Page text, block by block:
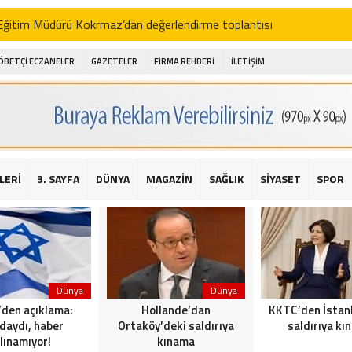
Müdürü Kokrmaz’dan değerlendirme toplantısı
Alibeyoğlu, Aile Destek Merkezini ziyaret etti
ıhlamur piyasalarda
şehitleri için bayraklı kayak gösterileri düzenlenecek
için yardım kermesi
2016 yılı değerlendirmesi
Sarıyer Çayırbaşı Cezayirli Hasan Paşa Camii’nde silahlı
Bahçeli’den Reina’ya düzenlenen terör saldırısına ilişkin açıklama
ECZANELER GAZETELER FİRMA REHBERİ İLETİŞİM
3. SAYFA DÜNYA MAGAZİN SAĞLIK SİYASET SPOR
Dünya
açıklama:
haber
Dünya
Hollande’dan
Ortaköy’deki saldırıya
kınama
KKTC’den
saldırıya